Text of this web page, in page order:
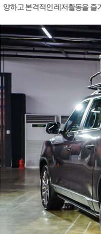
양하고 본격적인 레저활동을 즐